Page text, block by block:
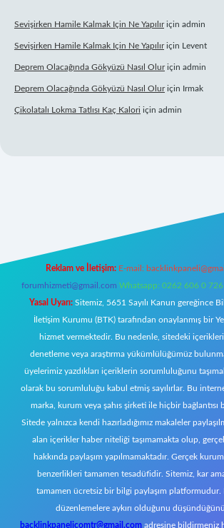
Sevişirken Hamile Kalmak Için Ne Yapılıriçin admin
Sevişirken Hamile Kalmak Için Ne Yapılıriçin Levent
Deprem Olacağında Gökyüzü Nasıl Oluriçin admin
Deprem Olacağında Gökyüzü Nasıl Oluriçin Irmak
Çikolatalı Lokma Tatlısı Kaç Kalori için admin
Reklam ve İletişim: E-mail:
forumhizmeti@gmail.com Whatsapp: 0262 606 0 726
Yasal Uyarı: Sitemiz, 5651 Sayılı Kanun gereğince
İletişim Kurumu (BTK) tarafından onaylanmış bir
hizmet vermektedir. Bu nedenle, sitedeki
denetleme veya araştırma yükümlülüğümüz
üyelerimiz yazdıkları içeriklerin sorumluluğunu
olarak bu sorumluluğu kabul etmiş sayılırlar. Bu
marka, kurum veya şahıs şirketi ile hiçbir bağlantısı
Sitede yalnızca kendi hazırladığımız makaleler
alan içerikler haber niteliği taşımamakta olup,
hakkında paylaşım yapılmamaktadır. Gerçek
benzerlikleri tamamen tesadüfidir. Sitemiz, kar
tamamen ücretsiz bir bilgi paylaşım platformudur.
düzenlemelere aykırı olduğunu
backlinkpanelicomtr@gmail.com adresine bildirmeniz